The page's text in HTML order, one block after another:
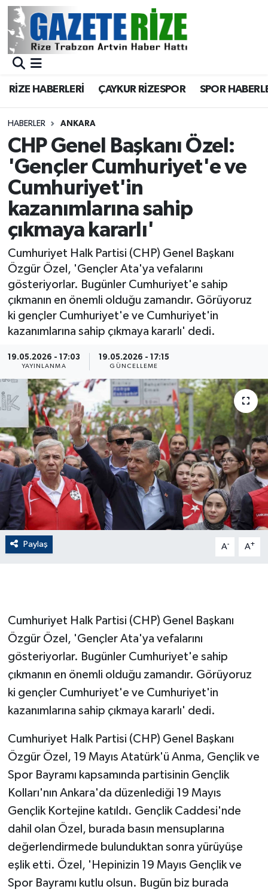
RİZE HABERLERİ ÇAYKUR RİZESPOR SPOR
HABERLER ANKARA
CHP Genel Başkanı Özel:
'Gençler Cumhuriyet'e ve
Cumhuriyet'in
kazanımlarına sahip
çıkmaya kararlı'
Cumhuriyet Halk Partisi (CHP) Genel Başkanı
Özgür Özel, 'Gençler Ata'ya vefalarını
gösteriyorlar. Bugünler Cumhuriyet'e sahip
çıkmanın en önemli olduğu zamandır. Görüyoruz
ki gençler Cumhuriyet'e ve Cumhuriyet'in
kazanımlarına sahip çıkmaya kararlı' dedi.
19.05.2026 - 17:03
YAYINLANMA
19.05.2026 - 17:15
GÜNCELLEME
Paylaş A- A+
Cumhuriyet Halk Partisi (CHP) Genel Başkanı
Özgür Özel, 'Gençler Ata'ya vefalarını
gösteriyorlar. Bugünler Cumhuriyet'e sahip
çıkmanın en önemli olduğu zamandır. Görüyoruz
ki gençler Cumhuriyet'e ve Cumhuriyet'in
kazanımlarına sahip çıkmaya kararlı' dedi.
Cumhuriyet Halk Partisi (CHP) Genel Başkanı
Özgür Özel, 19 Mayıs Atatürk'ü Anma, Gençlik ve
Spor Bayramı kapsamında partisinin Gençlik
Kolları'nın Ankara'da düzenlediği 19 Mayıs
Gençlik Kortejine katıldı. Gençlik Caddesi'nde
dahil olan Özel, burada basın mensuplarına
değerlendirmede bulunduktan sonra yürüyüşe
eşlik etti. Özel, 'Hepinizin 19 Mayıs Gençlik ve
Spor Bayramı kutlu olsun. Bugün biz burada
BÖLGEMİZ
Asayiş
Rize Jandarma Komutanlığı
Bilim Teknoloji
Advertising news
Canlı Maç
ÇEVRE
Dış Haberler
Dünya
EĞİTİM
EKONOMİ
English News
Finans
Flaş Haber
Gayrimenkul
Güvenlik
HABERDE İNSAN
İNSAN
Jandarma
Kadın
KÜLTÜR SANAT
MAGAZİN
Otomobil
Merkez Nöbetçi Eczaneler
Merkez Trafik Yoğunluk Haritası
Süper Lig Puan Durumu ve Fikstür
Tüm Manşetler
Son Dakika Haberleri
Haber Arşivi